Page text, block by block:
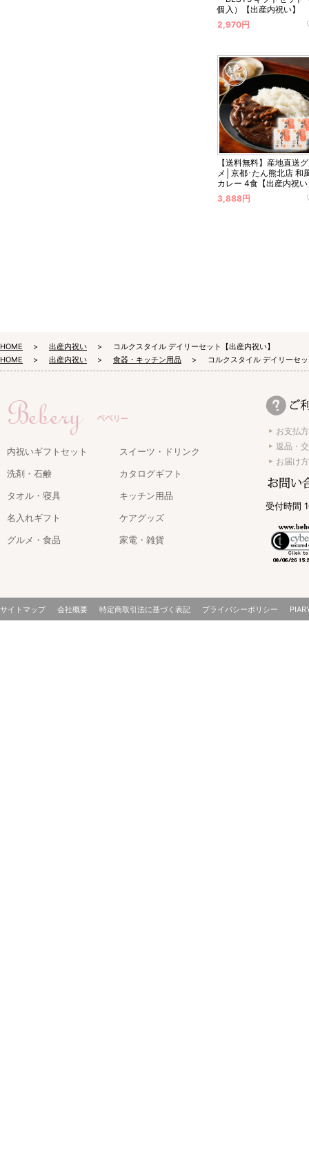
個入）【出産内祝い】
2,970円
【送料無料】産地直送
メ│京都･たん熊北店 和
カレー 4食【出産内祝
3,888円
HOME 出産内祝い
コルクスタイル デイリーセット【出産内祝い】
HOME
出産内祝い 食器・キッチン用品 コルクスタイル デイリーセ
内祝いギフトセット
スイーツ・ドリンク
洗剤・石鹸
カタログギフト
タオル・寝具
キッチン用品
名入れギフト
ケアグッズ
グルメ・食品
家電・雑貨
お支払
返品・
お届け
受付時間
サイトマップ 会社概要 特定商取引法に基づく表記 プライバシーポリシー